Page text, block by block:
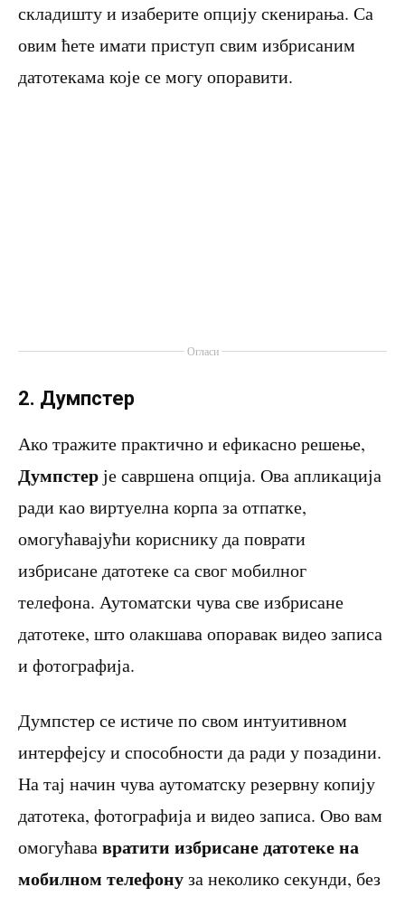
складишту и изаберите опцију скенирања. Са
овим ћете имати приступ свим избрисаним
датотекама које се могу опоравити.
Огласи
2. Думпстер
Ако тражите практично и ефикасно решење,
Думпстерје савршена опција. Ова апликација
ради као виртуелна корпа за отпатке,
омогућавајући кориснику да поврати
избрисане датотеке са свог мобилног
телефона. Аутоматски чува све избрисане
датотеке, што олакшава опоравак видео записа
и фотографија.
Думпстер се истиче по свом интуитивном
интерфејсу и способности да ради у позадини.
На тај начин чува аутоматску резервну копију
датотека, фотографија и видео записа. Ово вам
омогућававратити избрисане датотеке на
мобилном телефонуза неколико секунди, без